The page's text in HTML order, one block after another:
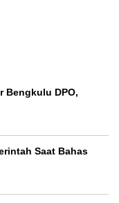
Bengkulu DPO,
Saat Bahas